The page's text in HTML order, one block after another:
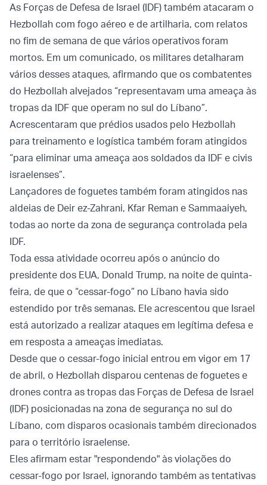
As Forças de Defesa de Israel (IDF) também atacaram o
Hezbollah com fogo aéreo e de artilharia, com relatos
no fim de semana de que vários operativos foram
mortos. Em um comunicado, os militares detalharam
vários desses ataques, afirmando que os combatentes
do Hezbollah alvejados “representavam uma ameaça às
tropas da IDF que operam no sul do Líbano”.
Acrescentaram que prédios usados ​​pelo Hezbollah
para treinamento e logística também foram atingidos
“para eliminar uma ameaça aos soldados da IDF e civis
israelenses”.
Lançadores de foguetes também foram atingidos nas
aldeias de Deir ez-Zahrani, Kfar Reman e Sammaaiyeh,
todas ao norte da zona de segurança controlada pela
IDF.
Toda essa atividade ocorreu após o anúncio do
presidente dos EUA, Donald Trump, na noite de quinta-
feira, de que o “cessar-fogo” no Líbano havia sido
estendido por três semanas. Ele acrescentou que Israel
está autorizado a realizar ataques em legítima defesa e
em resposta a ameaças imediatas.
Desde que o cessar-fogo inicial entrou em vigor em 17
de abril, o Hezbollah disparou centenas de foguetes e
drones contra as tropas das Forças de Defesa de Israel
(IDF) posicionadas na zona de segurança no sul do
Líbano, com disparos ocasionais também direcionados
para o território israelense.
Eles afirmam estar "respondendo" às violações do
cessar-fogo por Israel, ignorando também as tentativas